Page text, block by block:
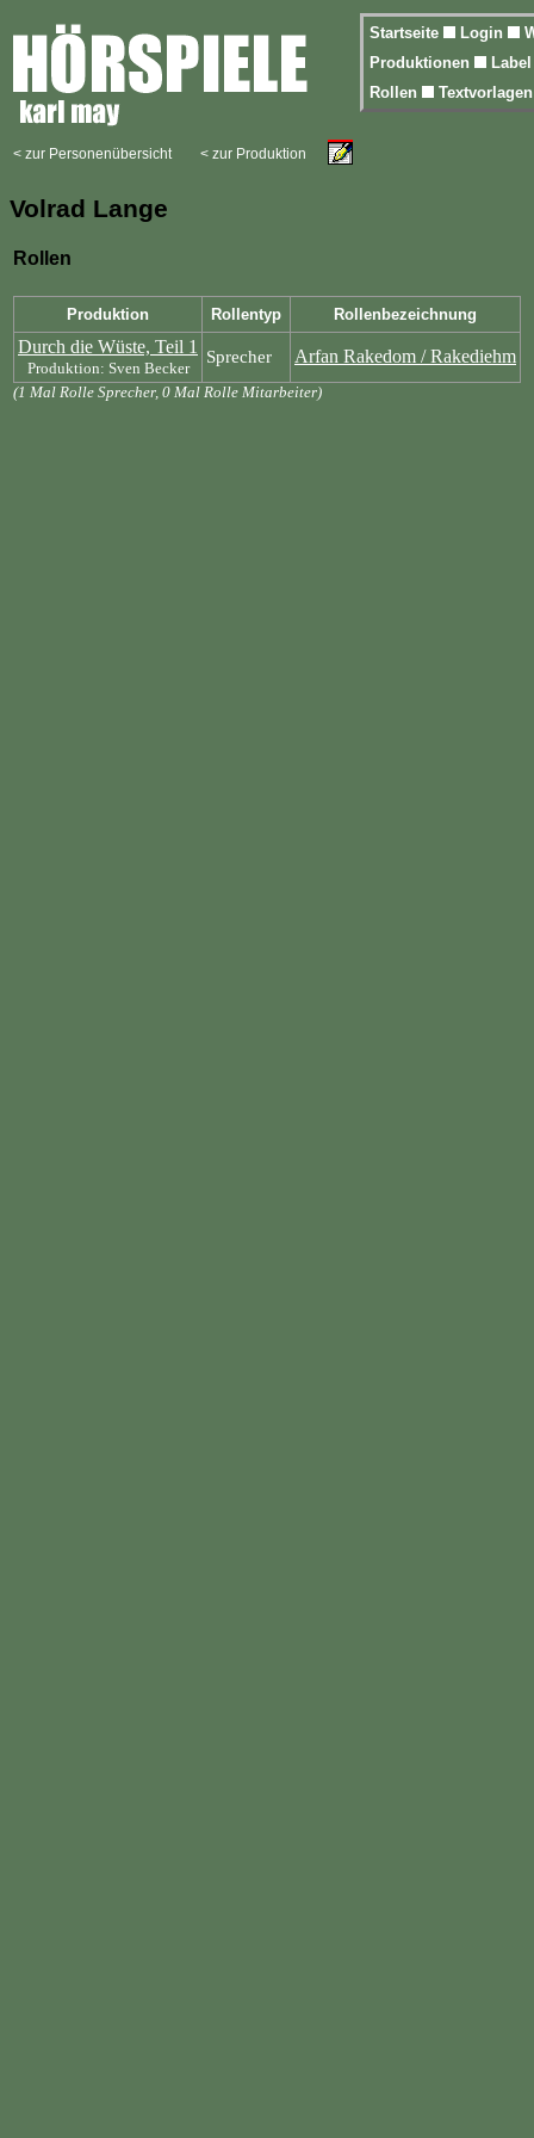
Startseite Login
Produktionen
Rollen
< zur Personenübersicht < zur Produktion
Volrad Lange
Rollen
Produktion Rollentyp Rollenbezeichnung
Durch die Wüste, Teil 1
Produktion: Sven Becker
Sprecher Arfan Rakedom / Rakediehm
(1 Mal Rolle Sprecher, 0 Mal Rolle Mitarbeiter)